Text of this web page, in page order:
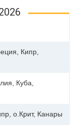
Кипр,
Куба,
о.Крит, Канары